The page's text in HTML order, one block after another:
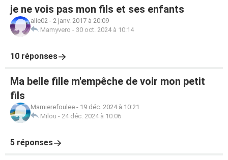
je ne vois pas mon fils et ses enfants
alie02 - 2 janv. 2017 à 20:09
Mamyvero - 30 oct. 2024 à 10:14
10 réponses
Ma belle fille m'empêche de voir mon petit
fils
Mamierefoulee - 19 déc. 2024 à 10:21
Milou - 24 déc. 2024 à 10:06
5 réponses